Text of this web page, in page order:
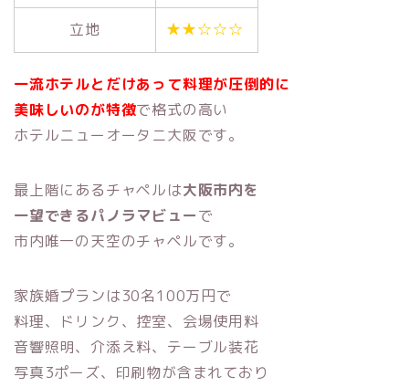
立地 ★★☆☆☆
一流ホテルとだけあって料理が圧倒的に
美味しいのが特徴で格式の高い
ホテルニューオータニ大阪です。
最上階にあるチャペルは大阪市内を
一望できるパノラマビューで
市内唯一の天空のチャペルです。
家族婚プランは30名100万円で
料理、ドリンク、控室、会場使用料
音響照明、介添え料、テーブル装花
写真3ポーズ、印刷物が含まれており